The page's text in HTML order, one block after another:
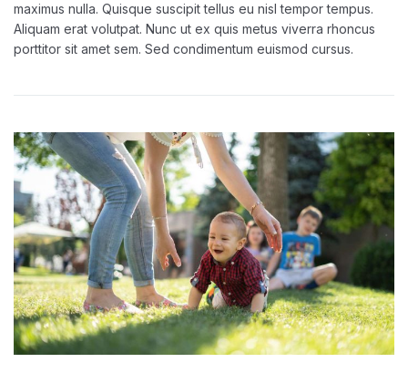
maximus nulla. Quisque suscipit tellus eu nisl tempor tempus.
Aliquam erat volutpat. Nunc ut ex quis metus viverra rhoncus
porttitor sit amet sem. Sed condimentum euismod cursus.